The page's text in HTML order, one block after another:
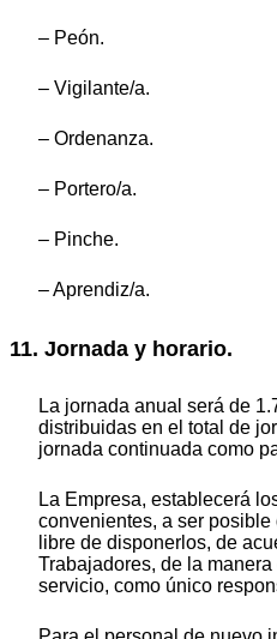
– Peón.
– Vigilante/a.
– Ordenanza.
– Portero/a.
– Pinche.
– Aprendiz/a.
11. Jornada y horario.
La jornada anual será de
distribuidas en el total de
jornada continuada como
La Empresa, establecerá
convenientes, a ser
libre de disponerlos, de
Trabajadores, de la
servicio, como único